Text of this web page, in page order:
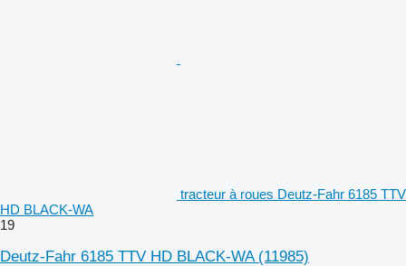
tracteur à roues Deutz-Fahr 6185 TTV
HD BLACK-WA
19
Deutz-Fahr 6185 TTV HD BLACK-WA (11985)